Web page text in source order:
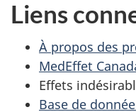
Liens
À propos des
MedEffet
Effets
Base de